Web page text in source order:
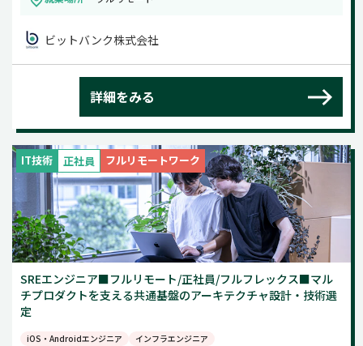
ビットバンク株式会社
詳細をみる
IT技術 正社員 フルリモートワーク
SREエンジニア■フルリモート/正社員/フルフレックス■マル
チプロダクトを支える共通基盤のアーキテクチャ設計・技術選
定
iOS・Androidエンジニア
インフラエンジニア